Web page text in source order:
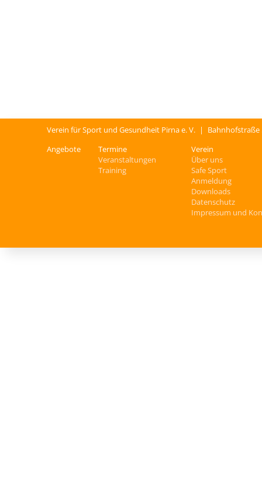
Verein für Sport und Gesundheit Pirna e. V. |
Angebote
Termine
Veranstaltungen
Training
Verein
Über uns
Safe Sport
Anmeldung
Downloads
Datenschutz
Impressum und